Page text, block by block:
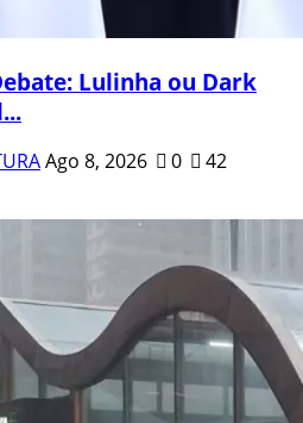
Lulinha ou Dark
Ago 8, 2026 0 42